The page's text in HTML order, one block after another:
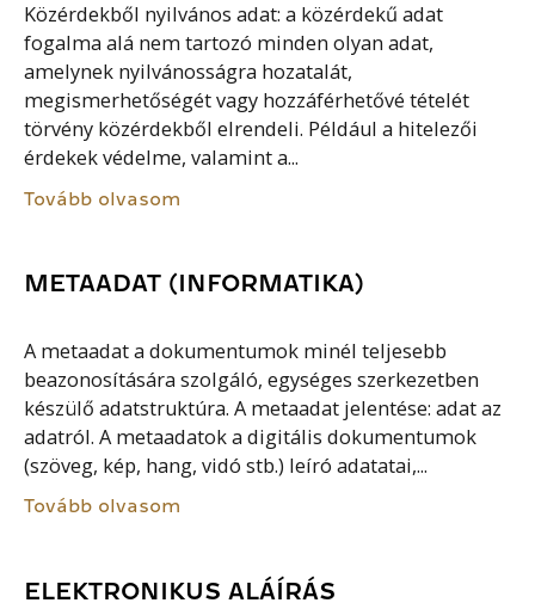
Közérdekből nyilvános adat: a közérdekű adat
fogalma alá nem tartozó minden olyan adat,
amelynek nyilvánosságra hozatalát,
megismerhetőségét vagy hozzáférhetővé tételét
törvény közérdekből elrendeli. Például a hitelezői
érdekek védelme, valamint a...
Tovább olvasom
METAADAT (INFORMATIKA)
A metaadat a dokumentumok minél teljesebb
beazonosítására szolgáló, egységes szerkezetben
készülő adatstruktúra. A metaadat jelentése: adat az
adatról. A metaadatok a digitális dokumentumok
(szöveg, kép, hang, vidó stb.) leíró adatatai,...
Tovább olvasom
ELEKTRONIKUS ALÁÍRÁS